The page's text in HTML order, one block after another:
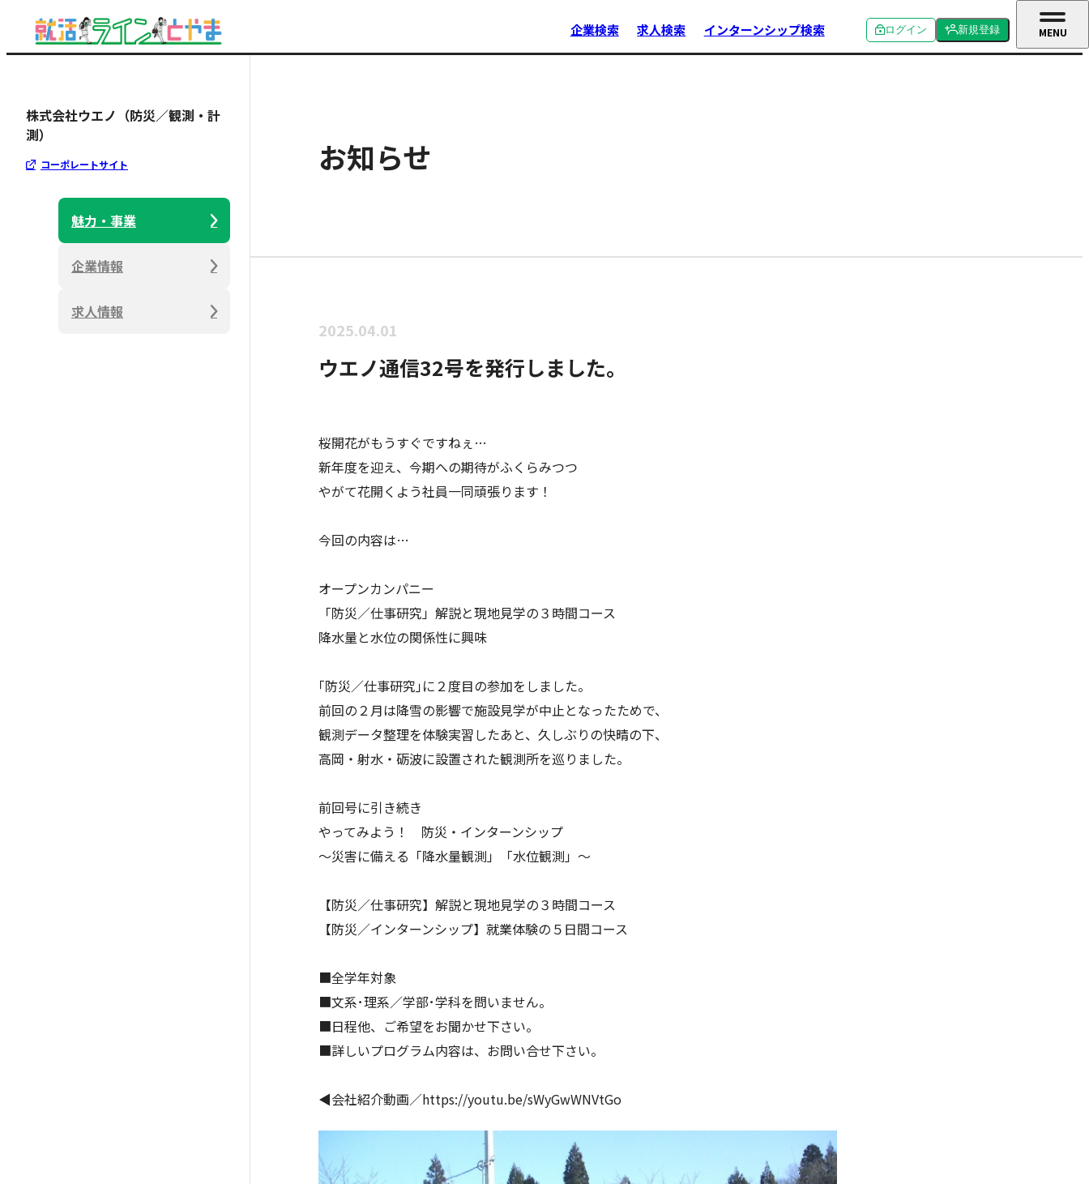
企業検索 求人検索 インターンシップ検索 ログイン 新規登録
株式会社ウエノ（防災／観測・計
測）
コーポレートサイト
魅力・事業
企業情報
求人情報
お知らせ
2025.04.01
ウエノ通信32号を発行しました。
桜開花がもうすぐですねぇ…
新年度を迎え、今期への期待がふくらみつつ
やがて花開くよう社員一同頑張ります！
今回の内容は…
オープンカンパニー
「防災／仕事研究」解説と現地見学の３時間コース
降水量と水位の関係性に興味
｢防災／仕事研究｣に２度目の参加をしました。
前回の２月は降雪の影響で施設見学が中止となったためで、
観測データ整理を体験実習したあと、久しぶりの快晴の下、
高岡・射水・砺波に設置された観測所を巡りました。
前回号に引き続き
やってみよう！ 防災・インターンシップ
～災害に備える「降水量観測」「水位観測」～
【防災／仕事研究】解説と現地見学の３時間コース
【防災／インターンシップ】就業体験の５日間コース
■全学年対象
■文系･理系／学部･学科を問いません。
■日程他、ご希望をお聞かせ下さい。
■詳しいプログラム内容は、お問い合せ下さい。
◀会社紹介動画／https://youtu.be/sWyGwWNVtGo
MENU